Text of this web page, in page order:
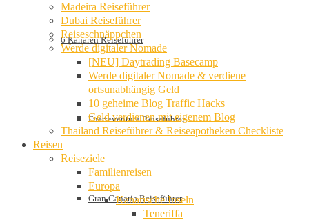
6 Kanaren Reiseführer
Fuerteventura Reiseführer
Gran Canaria Reiseführer
Madeira Reiseführer
Dubai Reiseführer
Reiseschnäppchen
Werde digitaler Nomade
[NEU] Daytrading Basecamp
Werde digitaler Nomade & verdiene
ortsunabhängig Geld
10 geheime Blog Traffic Hacks
Geld verdienen mit eigenem Blog
Thailand Reiseführer & Reiseapotheken Checkliste
Reisen
Reiseziele
Familienreisen
Europa
Kanarische Inseln
Teneriffa